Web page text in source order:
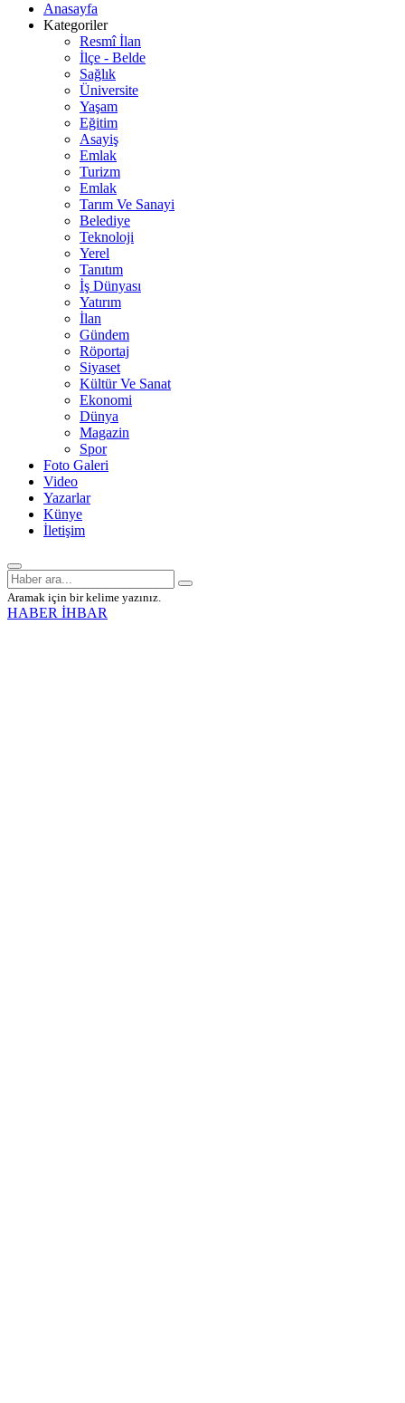
Anasayfa
Kategoriler
Resmî İlan
İlçe - Belde
Sağlık
Üniversite
Yaşam
Eğitim
Asayiş
Emlak
Turizm
Emlak
Tarım Ve Sanayi
Belediye
Teknoloji
Yerel
Tanıtım
İş Dünyası
Yatırım
İlan
Gündem
Röportaj
Siyaset
Kültür Ve Sanat
Ekonomi
Dünya
Magazin
Spor
Foto Galeri
Video
Yazarlar
Künye
İletişim
Aramak için bir kelime yazınız.
HABER İHBAR